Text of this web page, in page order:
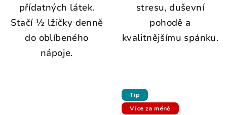
přídatných látek.
Stačí ½ lžičky denně
do oblíbeného
nápoje.
stresu, duševní
pohodě a
kvalitnějšímu spánku.
Tip
Více za méně